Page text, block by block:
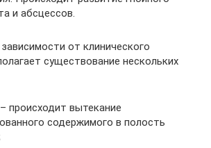
и абсцессов.
от клинического
существование нескольких
происходит вытекание
содержимого в полость